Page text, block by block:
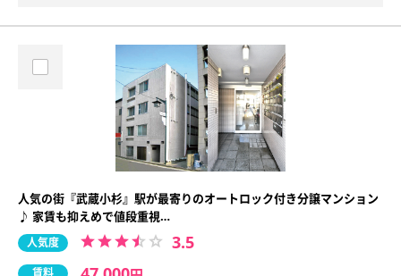
人気の街『武蔵小杉』駅が最寄りのオートロック付き分譲マンション
♪ 家賃も抑えめで値段重視…
人気度 3.5
賃料